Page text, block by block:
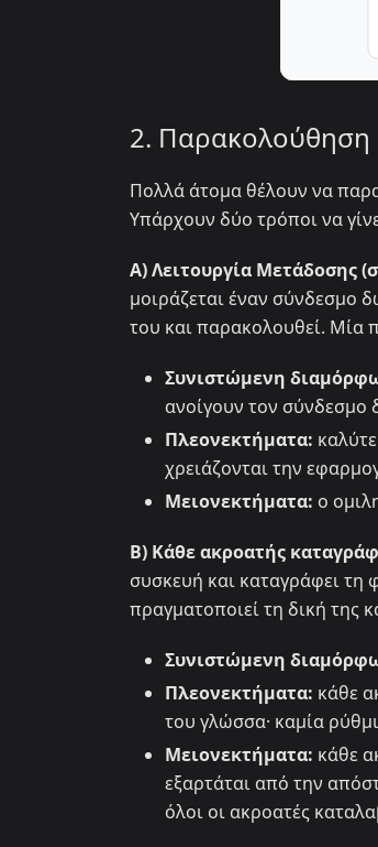
2. Παρακολούθηση
Πολλά άτομα θέλουν να
Υπάρχουν δύο τρόποι να
A) Λειτουργία Μετάδοσης
μοιράζεται έναν σύνδεσμο
του και παρακολουθεί. Μία
Συνιστώμενη
ανοίγουν τον
Πλεονεκτήματα:
χρειάζονται την
Μειονεκτήματα: ο
B) Κάθε ακροατής
συσκευή και καταγράφει
πραγματοποιεί τη δική της
Συνιστώμενη
Πλεονεκτήματα: κάθε
του γλώσσα· καμία
Μειονεκτήματα: κάθε
εξαρτάται από την
όλοι οι ακροατές